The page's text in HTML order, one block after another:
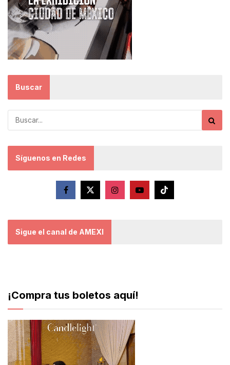
Buscar
Síguenos en Redes
Sigue el canal de AMEXI
¡Compra tus boletos aquí!